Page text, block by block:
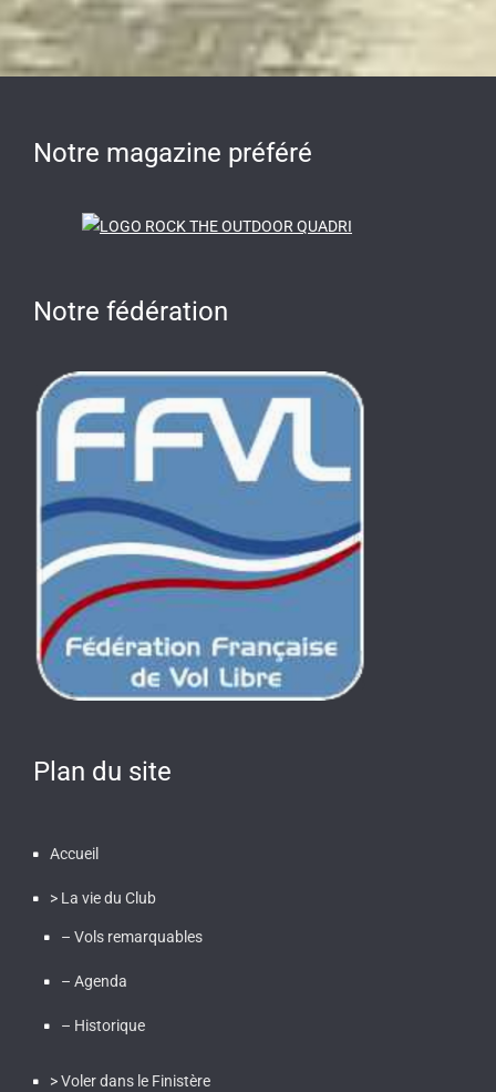
Notre magazine préféré
Notre fédération
Plan du site
Accueil
> La vie du Club
– Vols remarquables
– Agenda
– Historique
> Voler dans le Finistère